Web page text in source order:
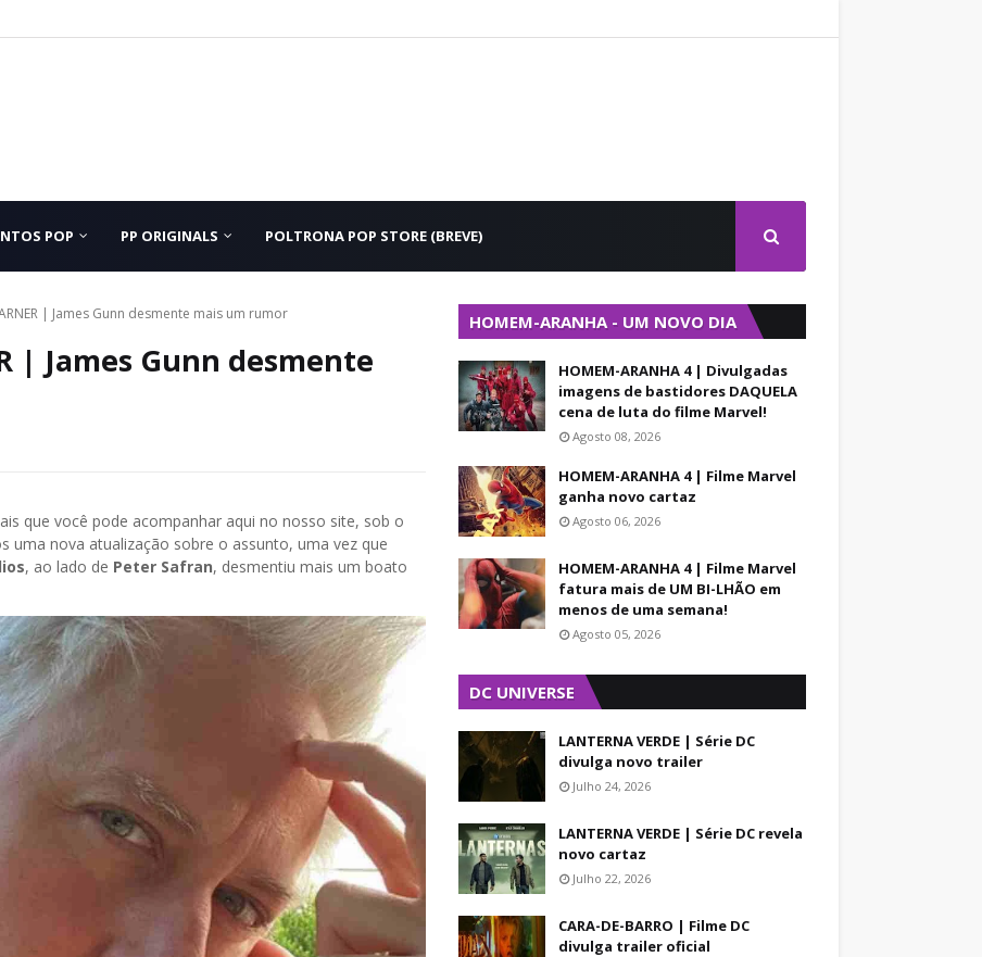
POP PP ORIGINALS POLTRONA POP STORE (BREVE)
| James Gunn desmente mais um rumor
| James Gunn desmente
que você pode acompanhar aqui no nosso site, sob o
uma nova atualização sobre o assunto, uma vez que
, ao lado de Peter Safran, desmentiu mais um boato
HOMEM-ARANHA - UM NOVO DIA
HOMEM-ARANHA 4 | Divulgadas
imagens de bastidores DAQUELA
cena de luta do filme Marvel!
Agosto 08, 2026
HOMEM-ARANHA 4 | Filme Marvel
ganha novo cartaz
Agosto 06, 2026
HOMEM-ARANHA 4 | Filme Marvel
fatura mais de UM BI-LHÃO em
menos de uma semana!
Agosto 05, 2026
DC UNIVERSE
LANTERNA VERDE | Série DC
divulga novo trailer
Julho 24, 2026
LANTERNA VERDE | Série DC revela
novo cartaz
Julho 22, 2026
CARA-DE-BARRO | Filme DC
divulga trailer oficial